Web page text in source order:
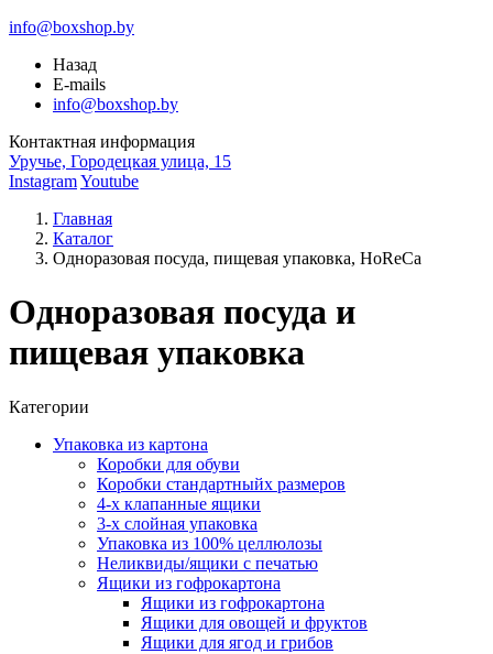
info@boxshop.by
Назад
E-mails
info@boxshop.by
Контактная информация
Уручье, Городецкая улица, 15
InstagramYoutube
Главная
Каталог
Одноразовая посуда, пищевая упаковка, HoReCa
Одноразовая посуда и
пищевая упаковка
Категории
Упаковка из картона
Коробки для обуви
Коробки стандартныйх размеров
4-х клапанные ящики
3-х слойная упаковка
Упаковка из 100% целлюлозы
Неликвиды/ящики с печатью
Ящики из гофрокартона
Ящики из гофрокартона
Ящики для овощей и фруктов
Ящики для ягод и грибов